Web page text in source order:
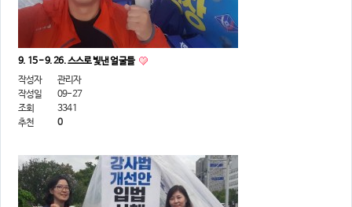
9. 15 - 9. 26. 스스로 빛낸 얼굴들
작성자
관리자
작성일
09-27
조회
3341
추천
0